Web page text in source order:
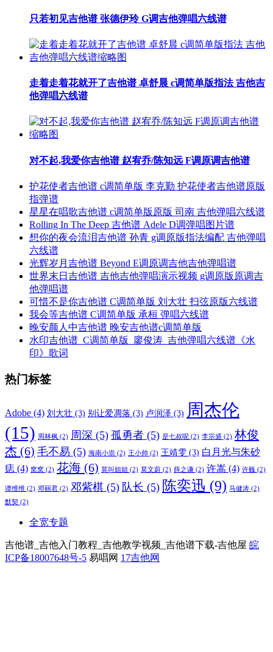
只若初见吉他谱 张德伊玲 G调吉他弹唱六线谱
走着走着花就开了吉他谱 卓舒晨 c调简单版指法 吉他吉
他弹唱六线谱
对不起,我爱你吉他谱 赵宥乔/陈知远 F调原调吉他谱
护花使者吉他谱 c调简单版 李克勤 护花使者吉他谱原版
指弹谱
星星在唱歌吉他谱 c调简单版原版 司南 吉他弹唱六线谱
Rolling In The Deep 吉他谱 Adele D调弹唱图片谱
想你的夜会流泪吉他谱 孙青 g调原版指法编配 吉他弹唱
六线谱
光辉岁月吉他谱 Beyond E调原调吉他吉他弹唱谱
世界末日吉他谱 吉他吉他弹唱演示视频 g调原版原调吉
他弹唱谱
可惜不是你吉他谱 C调简单版 刘大壮 扫弦原版六线谱
我会等吉他谱 C调简单版 承桓 弹唱六线谱
晚安颜人中吉他谱 晚安吉他谱c调简单版
水印吉他谱_C调简单版_廖俊涛_吉他弹唱六线谱《水
印》歌词
热门标签
Adobe (4) 刘大壮 (3) 别让爱凋落 (3) 卢润泽 (3) 周杰伦
(15) 周林枫 (2) 周深 (5) 孤勇者 (5) 是七叔呢 (2) 李宗盛 (2) 林俊
杰 (6) 毛不易 (5) 海南小崇 (2) 王小帅 (2) 王靖雯 (3) 白月光与朱砂
痣 (4) 窝窝 (2) 花海 (6) 莫叫姐姐 (2) 莫文蔚 (2) 薛之谦 (2) 许嵩 (4) 许巍 (2)
谭维维 (2) 邓丽君 (2) 邓紫棋 (5) 队长 (5) 陈奕迅 (9) 马健涛 (2)
默契 (2)
全宽专题
吉他谱_吉他入门教程_吉他教学视频_吉他谱下载-吉他屋 皖
ICP备18007648号-5 易唱网 17吉他网